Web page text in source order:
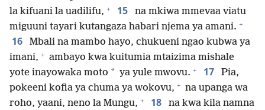
la kifuani la uadilifu, + 15
na mkiwa mmevaa viatu
miguuni tayari kutangaza habari njema ya amani. +
16
Mbali na mambo hayo, chukueni ngao kubwa ya
imani, + ambayo kwa kuitumia mtaizima mishale
yote inayowaka moto * ya yule mwovu. + 17
Pia,
pokeeni kofia ya chuma ya wokovu, + na upanga wa
roho, yaani, neno la Mungu, + 18
na kwa kila namna